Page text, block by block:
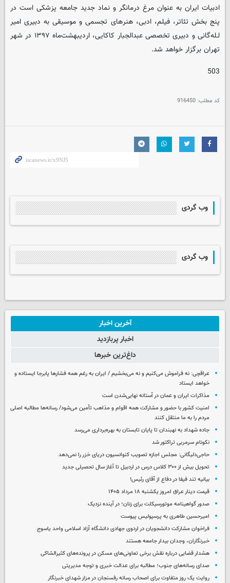
ادبیات ایران به عنوان مرغ درمانگر و نماد جدید جامعه پزشکی است در
پنج بخش تئاتر،‌ فیلم، ادبی، ‌هنرهای تجسمی و موسیقی به دبیری امیر
لـله‌گانی و دبیری تخصصی عبدالجبار کاکایی، اردیبهشت‌ماه ۱۳۹۷ در شهر
تهران برگزار خواهد شد.
503
کد مطلب: 916450
وب گردی
وب گردی
آخرین اخبار
اخبار پربازدید
داغ‌ترین خبرها
عراقچی: نه فراموش می‌کنیم و نه می‌بخشیم / ایران به رغم همه فشارها پابرجا ایستاده و
خواهد ایستاد
مذاکرات ایران و عمان در آستانه نهایی‌شدن است
امنیت کشور با حضور و مشارکت همه اقوام و مذاهب تأمین می‌شود/ رسانه‌ها مطالبه اصلی
مردم را به ما منتقل کنند
جاده شهداد به نهبندان تا پایان تابستان به بهره‌برداری می‌رسد
نکونام سرمربی تراکتور شد
حاجی‌دلیگانی: مجلس اجازه تصویب کنوانسیون دریای خزر را نمی‌دهد
تحویل بیش از ۳۰۰ کلاس درس در اردبیل تا آغاز سال تحصیلی جدید
بیانیه تند فیفا در دفاع از آقای رئیس!
قیمت دینار عراق امروز یکشنبه ۱۸ مرداد ۱۴۰۵
صدور گواهینامه موتورسیکلت برای زنان؛ در آینده نزدیک
امیرحسین طاهری به پرسپولیس پیوست
فراخوان مشارکت دانشجویان در اردوی جهادی دانشگاه آزاد اسلامی واحد یاسوج
خبرنگاران، وجدان بیدار جامعه هستند
هشدار قضایی درباره نقش برخی تعاونی‌های مسکن در پرونده‌های کثیرالشاکی
صدای رسانه‌های جنوب؛ مطالبه برای عدالت خبری و توجه مدیریتی
روایت یک روز متفاوت برای اصحاب رسانه رفسنجان در مزار شهدای خبرنگار